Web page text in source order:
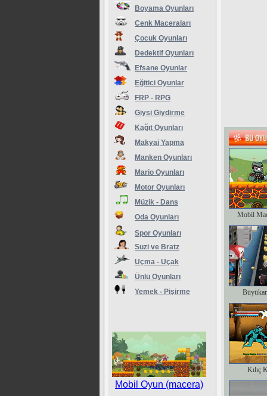
Boyama Oyunları
Cenk Maceraları
Çocuk Oyunları
Dedektif Oyunları
Efsane Oyunlar
Eğitici Oyunlar
FRP - RPG
Giysi Giydirme
Kağıt Oyunları
Makyaj Yapma
Manken Oyunları
Mario Oyunları
Motor Oyunları
Müzik - Dans
Oda Oyunları
Spor Oyunları
Suzi ve Bratz
Uçma - Uçak
Ünlü Oyunları
Yemek - Pişirme
Mobil Oyun (macera)
Mobil
Kılıç